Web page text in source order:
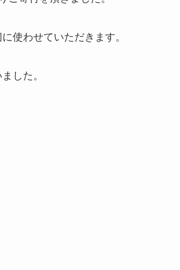
使わせていただきます。
した。